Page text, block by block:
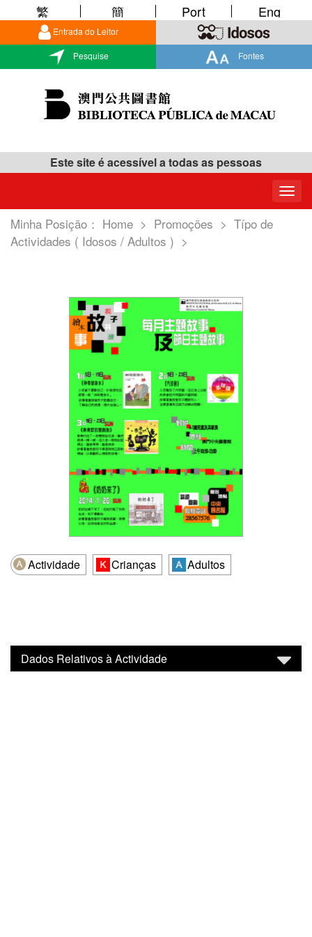
Entrada do Leitor
Pesquise Fontes
繁 簡 Port Eng
Este site é acessível a todas as pessoas
Minha Posição： Home > Promoções > Típo de
Actividades ( Idosos / Adultos ) >
Actividade Crianças Adultos
Dados Relativos à Actividade